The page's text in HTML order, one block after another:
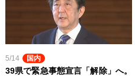
5/14 国内
39県で緊急事態宣言「解除」へ。